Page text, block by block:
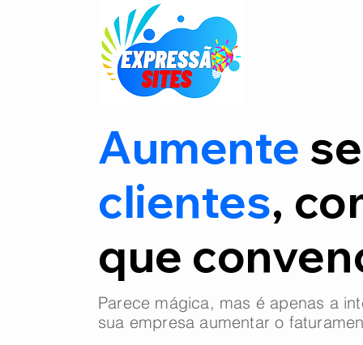
Aumente
clientes,
que
Parece mágica, mas é apenas a
sua empresa aumentar o